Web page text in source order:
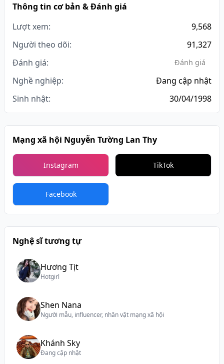
Thông tin cơ bản & Đánh giá
Lượt xem:
9,568
Người theo dõi:
91,327
Đánh giá:
Đánh giá
Nghề nghiệp:
Đang cập nhật
Sinh nhật:
30/04/1998
Mạng xã hội Nguyễn Tường Lan Thy
Instagram TikTok
Facebook
Nghệ sĩ tương tự
Hương Tịt
Hotgirl
Shen Nana
Người mẫu, influencer, nhân vật mạng xã hội
Khánh Sky
Đang cập nhật